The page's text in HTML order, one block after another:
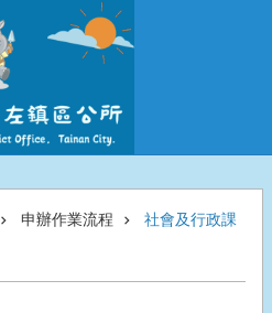
申辦作業流程 社會及行政課